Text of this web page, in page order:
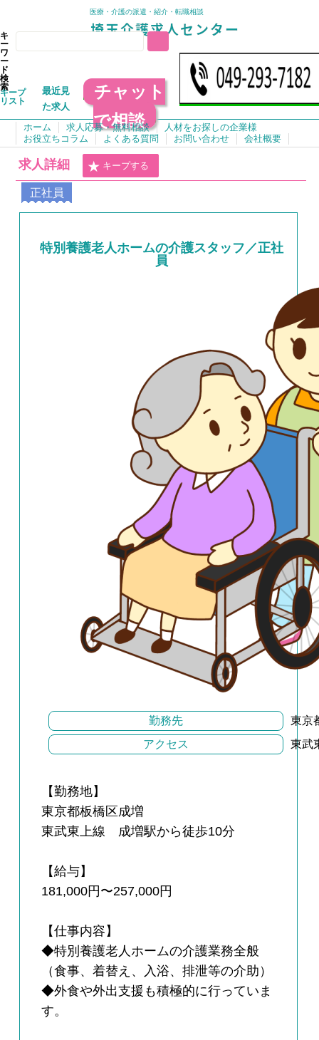
医療・介護の派遣・紹介・転職相談
キ
ー
ワ
ー
ド
検
索
キープ
リスト
最近見
た求人
チャット
で相談
ホーム 求人応募・無料相談
人材をお探しの企業様
お役立ちコラム
よくある質問 お問い合わせ 会社概要
求人詳細 キープする
正社員
特別養護老人ホームの介護スタッフ／正社
員
勤務先
東京
アクセス
東武
【勤務地】
東京都板橋区成増
東武東上線 成増駅から徒歩10分
【給与】
181,000円〜257,000円
【仕事内容】
◆特別養護老人ホームの介護業務全般
（食事、着替え、入浴、排泄等の介助）
◆外食や外出支援も積極的に行っていま
す。